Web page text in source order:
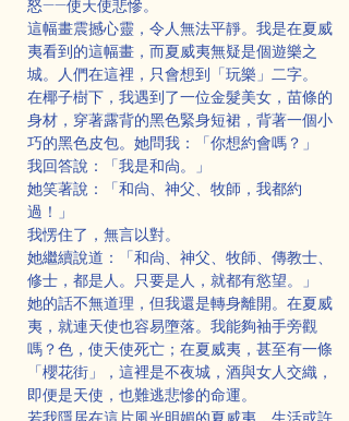
怒——使天使悲慘。
這幅畫震撼心靈，令人無法平靜。我是在夏威
夷看到的這幅畫，而夏威夷無疑是個遊樂之
城。人們在這裡，只會想到「玩樂」二字。
在椰子樹下，我遇到了一位金髮美女，苗條的
身材，穿著露背的黑色緊身短裙，背著一個小
巧的黑色皮包。她問我：「你想約會嗎？」
我回答說：「我是和尙。」
她笑著說：「和尙、神父、牧師，我都約
過！」
我愣住了，無言以對。
她繼續說道：「和尙、神父、牧師、傳教士、
修士，都是人。只要是人，就都有慾望。」
她的話不無道理，但我還是轉身離開。在夏威
夷，就連天使也容易墮落。我能夠袖手旁觀
嗎？色，使天使死亡；在夏威夷，甚至有一條
「櫻花街」，這裡是不夜城，酒與女人交織，
即便是天使，也難逃悲慘的命運。